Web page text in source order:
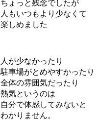
ちょっと残念でしたが
人もいつもより少なくて
楽しめました
人が少なかったり
駐車場がとめやすかったり
全体の雰囲気だったり
熱気というのは
自分で体感してみないと
わかりません。